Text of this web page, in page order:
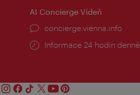
AI Concierge Vídeň
concierge.vienna.info
Informace 24 hodin denně